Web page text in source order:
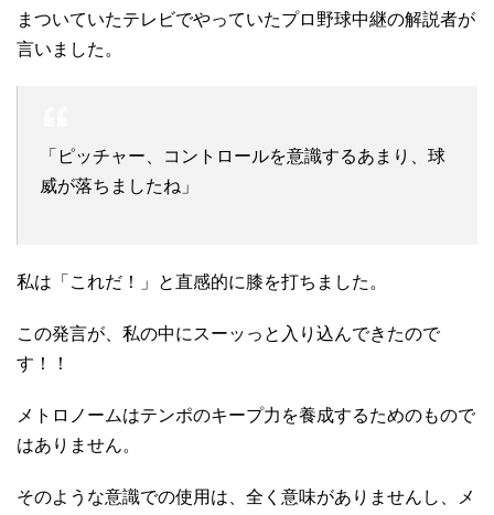
まついていたテレビでやっていたプロ野球中継の解説者が
言いました。
「ピッチャー、コントロールを意識するあまり、球
威が落ちましたね」
私は「これだ！」と直感的に膝を打ちました。
この発言が、私の中にスーッっと入り込んできたので
す！！
メトロノームはテンポのキープ力を養成するためのもので
はありません。
そのような意識での使用は、全く意味がありませんし、メ